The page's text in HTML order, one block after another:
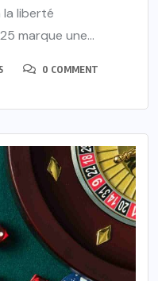
liberté
marque une...
0 COMMENT